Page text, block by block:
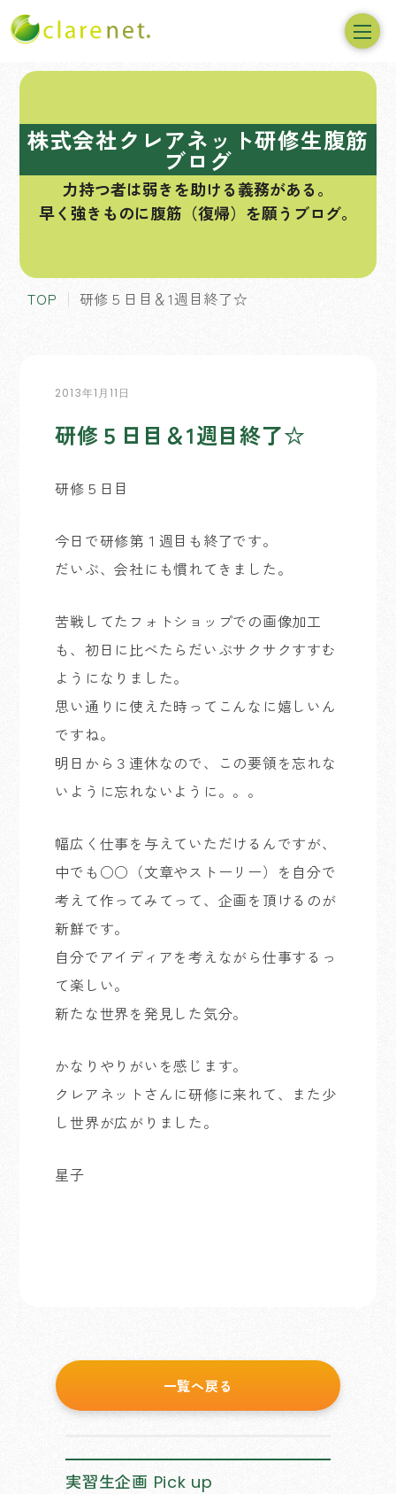
株式会社クレアネット研修生腹筋
ブログ
力持つ者は弱きを助ける義務がある。
早く強きものに腹筋（復帰）を願うブログ。
TOP 研修５日目＆1週目終了☆
2013年1月11日
研修５日目＆1週目終了☆
研修５日目
今日で研修第１週目も終了です。
だいぶ、会社にも慣れてきました。
苦戦してたフォトショップでの画像加工
も、初日に比べたらだいぶサクサクすすむ
ようになりました。
思い通りに使えた時ってこんなに嬉しいん
ですね。
明日から３連休なので、この要領を忘れな
いように忘れないように。。。
幅広く仕事を与えていただけるんですが、
中でも○○（文章やストーリー）を自分で
考えて作ってみてって、企画を頂けるのが
新鮮です。
自分でアイディアを考えながら仕事するっ
て楽しい。
新たな世界を発見した気分。
かなりやりがいを感じます。
クレアネットさんに研修に来れて、また少
し世界が広がりました。
星子
一覧へ戻る
実習生企画 Pick up